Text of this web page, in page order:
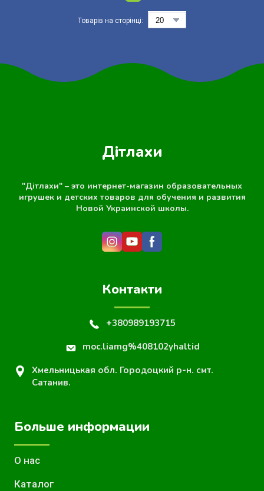
Товарів на сторінці:
Дітлахи
"Дітлахи" – это интернет-магазин образовательных
игрушек и детских товаров для обучения и развития
Новой Украинской школы.
Контакти
+380989193715
moc.liamg%408102yhaltid
Хмельницькая обл. Городоцкий р-н. смт.
Сатанив.
Больше информации
О нас
Каталог